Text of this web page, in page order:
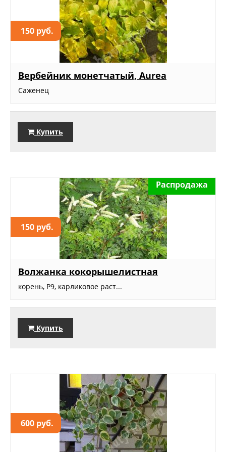
150 руб.
Вербейник монетчатый, Aurea
Саженец
Купить
150 руб.
Распродажа
Волжанка кокорышелистная
корень, Р9, карликовое раст...
Купить
600 руб.